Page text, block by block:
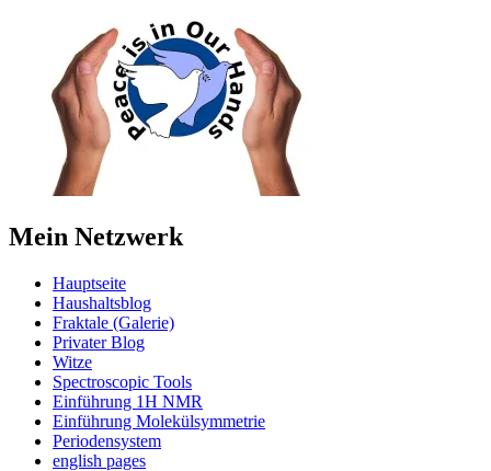
Mein Netzwerk
Hauptseite
Haushaltsblog
Fraktale (Galerie)
Privater Blog
Witze
Spectroscopic Tools
Einführung 1H NMR
Einführung Molekülsymmetrie
Periodensystem
english pages